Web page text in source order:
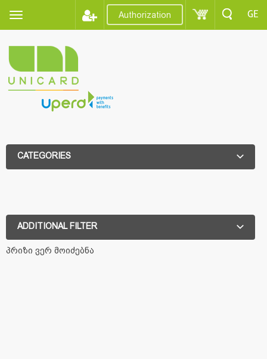
Authorization GE
CATEGORIES
ADDITIONAL FILTER
პრიზი ვერ მოიძებნა